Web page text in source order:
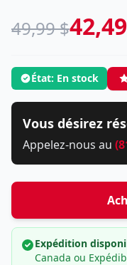
49,99 $
État: En stock
Vous désirez
Appelez-nous au
Expédition
Canada ou